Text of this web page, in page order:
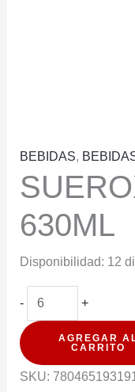
BEBIDAS,
630ML
Disponibilidad: 12
-
SUEROX
NARANJA
630ML
cantidad
+
AGREGAR
CARRITO
SKU: